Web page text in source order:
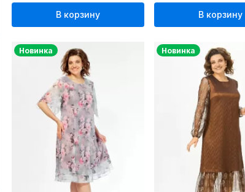
В корзину В корзину
Новинка Новинка